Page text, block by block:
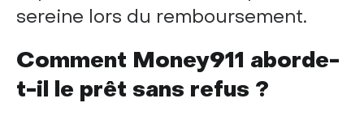
sereine lors du remboursement.
Comment Money911 aborde-
t-il le prêt sans refus ?